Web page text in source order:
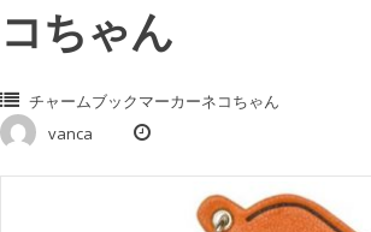
コちゃん
チャームブックマーカーネコちゃん
vanca